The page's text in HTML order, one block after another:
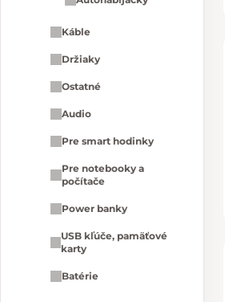
Káble
Držiaky
Ostatné
Audio
Pre smart hodinky
Pre notebooky a
počítače
Power banky
USB kľúče, pamäťové
karty
Batérie